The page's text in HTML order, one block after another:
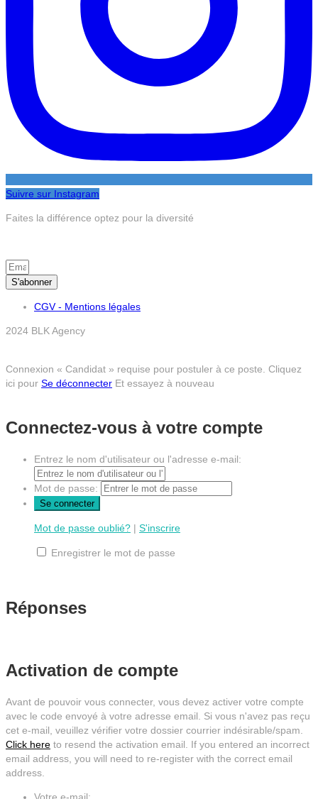
Suivre sur Instagram
Faites la différence optez pour la diversité
S'abonner
CGV - Mentions légales
2024 BLK Agency
Connexion « Candidat » requise pour postuler à ce poste. Cliquez
ici pour Se déconnecter Et essayez à nouveau
Connectez-vous à votre compte
Entrez le nom d'utilisateur ou l'adresse e-mail:
Mot de passe:
Mot de passe oublié? | S'inscrire
Enregistrer le mot de passe
Réponses
Activation de compte
Avant de pouvoir vous connecter, vous devez activer votre compte
avec le code envoyé à votre adresse email. Si vous n'avez pas reçu
cet e-mail, veuillez vérifier votre dossier courrier indésirable/spam.
Click here to resend the activation email. If you entered an incorrect
email address, you will need to re-register with the correct email
address.